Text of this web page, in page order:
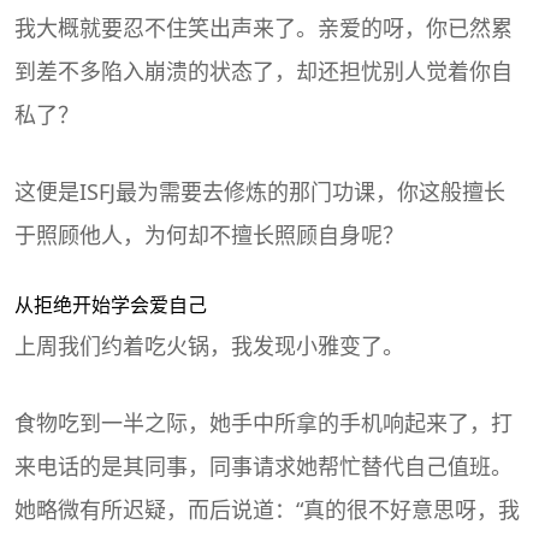
我大概就要忍不住笑出声来了。亲爱的呀，你已然累
到差不多陷入崩溃的状态了，却还担忧别人觉着你自
私了？
这便是ISFJ最为需要去修炼的那门功课，你这般擅长
于照顾他人，为何却不擅长照顾自身呢？
从拒绝开始学会爱自己
上周我们约着吃火锅，我发现小雅变了。
食物吃到一半之际，她手中所拿的手机响起来了，打
来电话的是其同事，同事请求她帮忙替代自己值班。
她略微有所迟疑，而后说道：“真的很不好意思呀，我